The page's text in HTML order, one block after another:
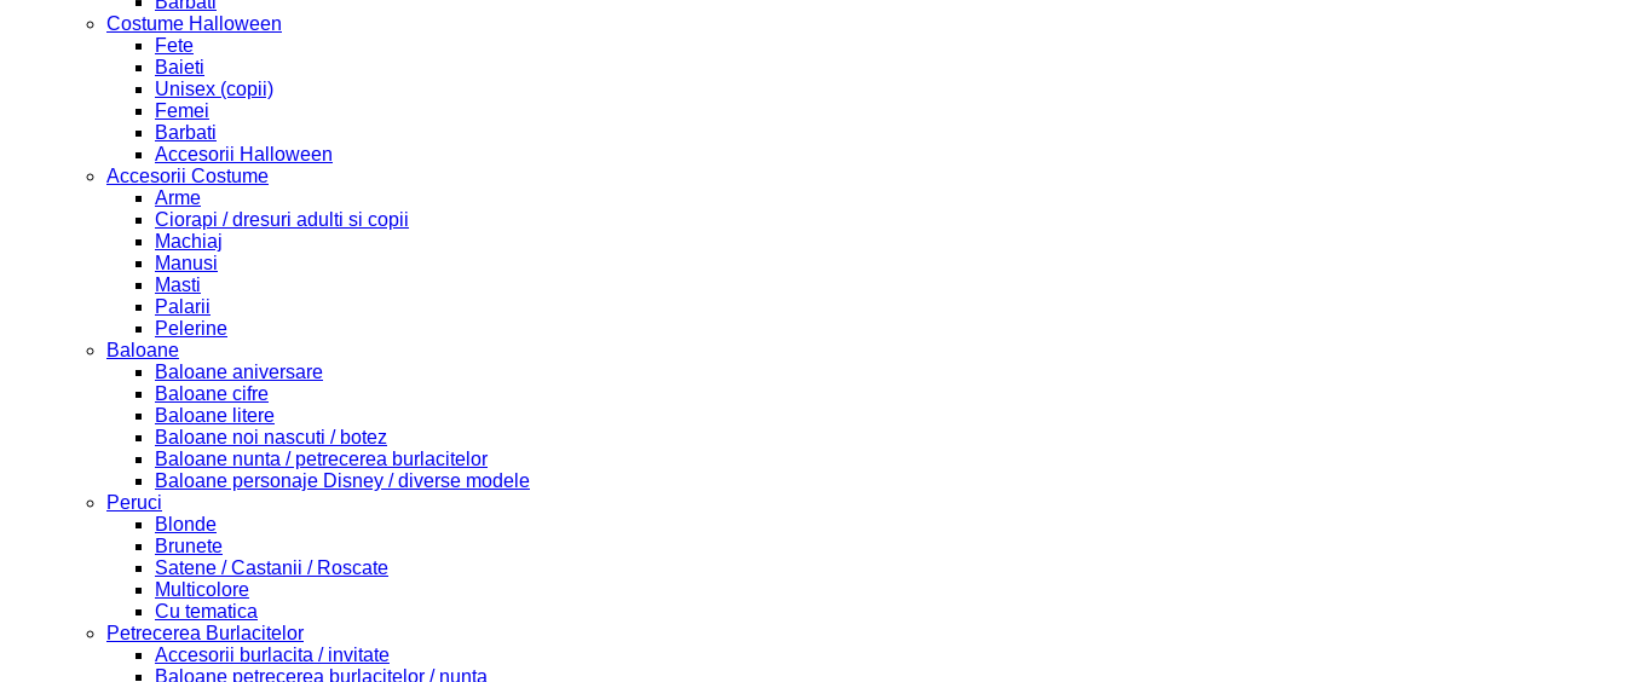
Costume Halloween
Fete
Baieti
Unisex (copii)
Femei
Barbati
Accesorii Halloween
Accesorii Costume
Arme
Ciorapi / dresuri adulti si copii
Machiaj
Manusi
Masti
Palarii
Pelerine
Baloane
Baloane aniversare
Baloane cifre
Baloane litere
Baloane noi nascuti / botez
Baloane nunta / petrecerea burlacitelor
Baloane personaje Disney / diverse modele
Peruci
Blonde
Brunete
Satene / Castanii / Roscate
Multicolore
Cu tematica
Petrecerea Burlacitelor
Accesorii burlacita / invitate
Baloane petrecerea burlacitelor / nunta